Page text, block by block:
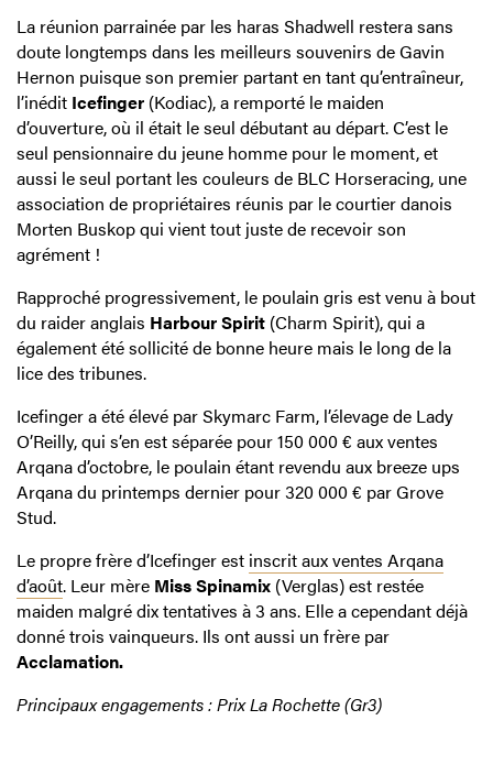
La réunion parrainée par les haras Shadwell restera sans
doute longtemps dans les meilleurs souvenirs de Gavin
Hernon puisque son premier partant en tant qu’entraîneur,
l’inédit Icefinger (Kodiac), a remporté le maiden
d’ouverture, où il était le seul débutant au départ. C’est le
seul pensionnaire du jeune homme pour le moment, et
aussi le seul portant les couleurs de BLC Horseracing, une
association de propriétaires réunis par le courtier danois
Morten Buskop qui vient tout juste de recevoir son
agrément !
Rapproché progressivement, le poulain gris est venu à bout
du raider anglais Harbour Spirit (Charm Spirit), qui a
également été sollicité de bonne heure mais le long de la
lice des tribunes.
Icefinger a été élevé par Skymarc Farm, l’élevage de Lady
O’Reilly, qui s’en est séparée pour 150 000 € aux ventes
Arqana d’octobre, le poulain étant revendu aux breeze ups
Arqana du printemps dernier pour 320 000 € par Grove
Stud.
Le propre frère d’Icefinger est inscrit aux ventes Arqana
d’août. Leur mère Miss Spinamix (Verglas) est restée
maiden malgré dix tentatives à 3 ans. Elle a cependant déjà
donné trois vainqueurs. Ils ont aussi un frère par
Acclamation.
Principaux engagements : Prix La Rochette (Gr3)